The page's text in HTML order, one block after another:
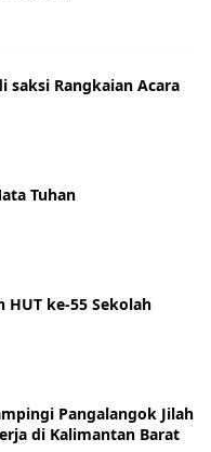
saksi Rangkaian Acara
Tuhan
HUT ke-55 Sekolah
Pangalangok Jilah
di Kalimantan Barat